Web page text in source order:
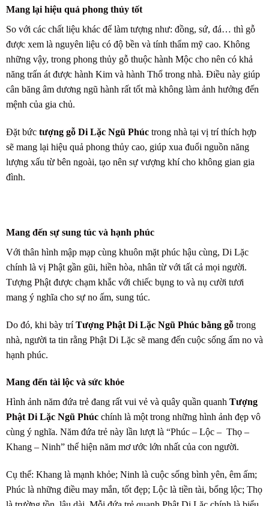
Mang lại hiệu quả phong thủy tốt
So với các chất liệu khác để làm tượng như: đồng, sứ, đá… thì gỗ
được xem là nguyên liệu có độ bền và tính thẩm mỹ cao. Không
những vậy, trong phong thủy gỗ thuộc hành Mộc cho nên có khả
năng trấn át được hành Kim và hành Thổ trong nhà. Điều này giúp
cân băng âm dương ngũ hành rất tốt mà không làm ảnh hưởng đến
mệnh của gia chủ.
Đặt bức tượng gỗ Di Lặc Ngũ Phúc trong nhà tại vị trí thích hợp
sẽ mang lại hiệu quả phong thủy cao, giúp xua đuổi nguồn năng
lượng xấu từ bên ngoài, tạo nên sự vượng khí cho không gian gia
đình.
Mang đến sự sung túc và hạnh phúc
Với thân hình mập mạp cùng khuôn mặt phúc hậu cùng, Di Lặc
chính là vị Phật gần gũi, hiền hòa, nhân từ với tất cả mọi người.
Tượng Phật được chạm khắc với chiếc bụng to và nụ cười tươi
mang ý nghĩa cho sự no ấm, sung túc.
Do đó, khi bày tríTượng Phật Di Lặc Ngũ Phúc bằng gỗ trong
nhà, người ta tin rằng Phật Di Lặc sẽ mang đến cuộc sống ấm no và
hạnh phúc.
Mang đến tài lộc và sức khỏe
Hình ảnh năm đứa trẻ đang rất vui vẻ và quây quần quanh Tượng
Phật Di Lặc Ngũ Phúc chính là một trong những hình ảnh đẹp vô
cùng ý nghĩa. Năm đứa trẻ này lần lượt là “Phúc – Lộc – Thọ –
Khang – Ninh” thể hiện năm mơ ước lớn nhất của con người.
Cụ thể: Khang là mạnh khỏe; Ninh là cuộc sống bình yên, êm ấm;
Phúc là những điều may mắn, tốt đẹp; Lộc là tiền tài, bổng lộc; Thọ